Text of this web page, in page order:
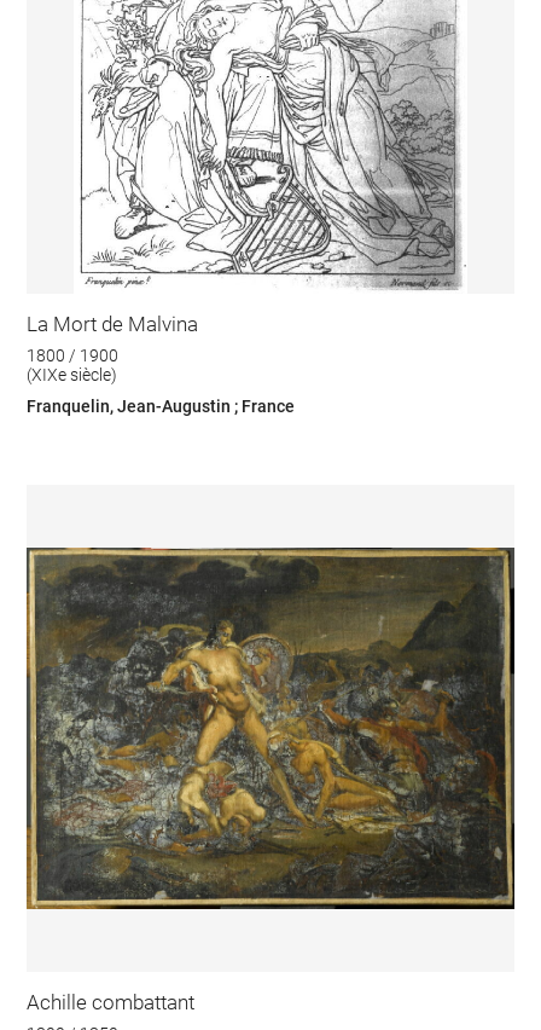
La Mort de Malvina
1800 / 1900
(XIXe siècle)
Franquelin, Jean-Augustin ; France
Achille combattant